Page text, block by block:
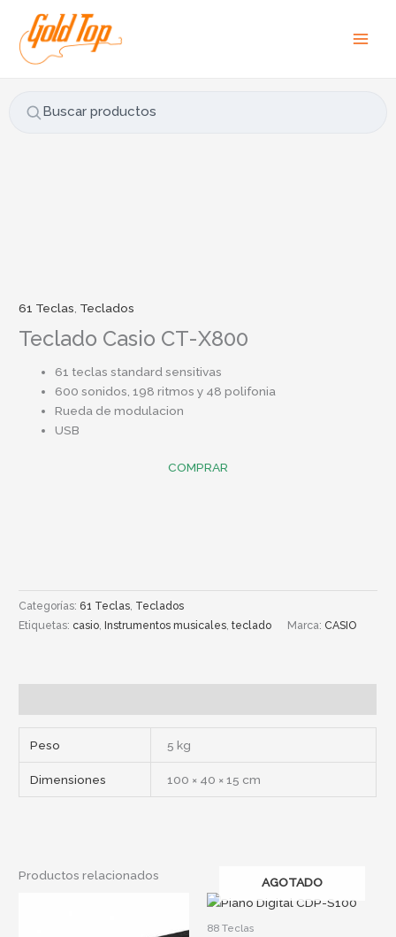
contenido
Buscar productos
u
s
61 Teclas, Teclados
Teclado Casio CT-X800
61 teclas standard sensitivas
600 sonidos, 198 ritmos y 48 polifonia
Rueda de modulacion
USB
COMPRAR
Categorías: 61 Teclas Teclados
Etiquetas: casio ,Instrumentos musicales ,teclado Marca: CASIO
Peso 5 kg
Dimensiones 100 × 40 × 15 cm
Productos relacionados
AGOTADO
88 Teclas